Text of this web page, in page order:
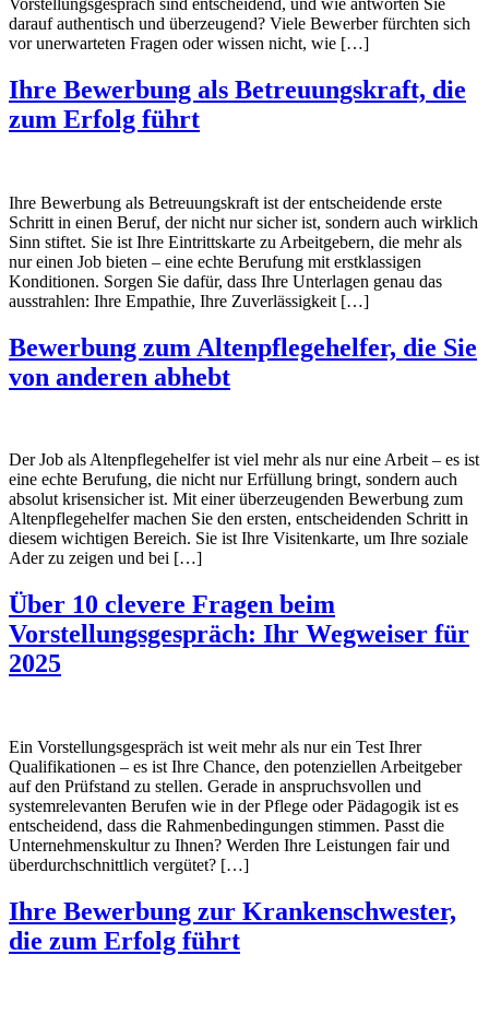
darauf authentisch und überzeugend? Viele Bewerber fürchten sich
vor unerwarteten Fragen oder wissen nicht, wie […]
Ihre Bewerbung als Betreuungskraft, die
zum Erfolg führt
Ihre Bewerbung als Betreuungskraft ist der entscheidende erste
Schritt in einen Beruf, der nicht nur sicher ist, sondern auch wirklich
Sinn stiftet. Sie ist Ihre Eintrittskarte zu Arbeitgebern, die mehr als
nur einen Job bieten – eine echte Berufung mit erstklassigen
Konditionen. Sorgen Sie dafür, dass Ihre Unterlagen genau das
ausstrahlen: Ihre Empathie, Ihre Zuverlässigkeit […]
Bewerbung zum Altenpflegehelfer, die Sie
von anderen abhebt
Der Job als Altenpflegehelfer ist viel mehr als nur eine Arbeit – es ist
eine echte Berufung, die nicht nur Erfüllung bringt, sondern auch
absolut krisensicher ist. Mit einer überzeugenden Bewerbung zum
Altenpflegehelfer machen Sie den ersten, entscheidenden Schritt in
diesem wichtigen Bereich. Sie ist Ihre Visitenkarte, um Ihre soziale
Ader zu zeigen und bei […]
Über 10 clevere Fragen beim
Vorstellungsgespräch: Ihr Wegweiser für
2025
Ein Vorstellungsgespräch ist weit mehr als nur ein Test Ihrer
Qualifikationen – es ist Ihre Chance, den potenziellen Arbeitgeber
auf den Prüfstand zu stellen. Gerade in anspruchsvollen und
systemrelevanten Berufen wie in der Pflege oder Pädagogik ist es
entscheidend, dass die Rahmenbedingungen stimmen. Passt die
Unternehmenskultur zu Ihnen? Werden Ihre Leistungen fair und
überdurchschnittlich vergütet? […]
Ihre Bewerbung zur Krankenschwester,
die zum Erfolg führt